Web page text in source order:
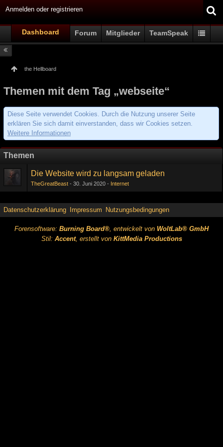
Anmelden oder registrieren
Dashboard Forum Mitglieder TeamSpeak
the Hellboard
Themen mit dem Tag „webseite“
Diese Seite verwendet Cookies. Durch die Nutzung unserer Seite
erklären Sie sich damit einverstanden, dass wir Cookies setzen.
Weitere Informationen
Themen
Die Website wird zu langsam geladen
TheGreatBeast 30. Juni 2020 Internet
Datenschutzerklärung Impressum Nutzungsbedingungen
Forensoftware: Burning Board®, entwickelt von WoltLab® GmbH
Stil: Accent, erstellt von KittMedia Productions